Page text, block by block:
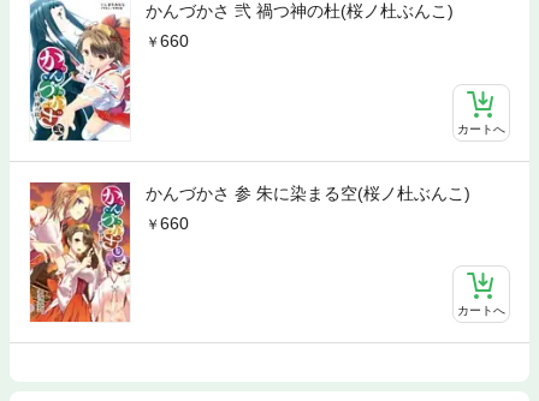
かんづかさ 弐 禍つ神の杜(桜ノ杜ぶんこ)
660
カートへ
かんづかさ 参 朱に染まる空(桜ノ杜ぶんこ)
660
カートへ